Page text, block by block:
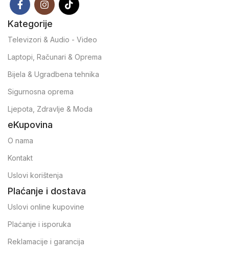
Kategorije
Televizori & Audio - Video
Laptopi, Računari & Oprema
Bijela & Ugradbena tehnika
Sigurnosna oprema
Ljepota, Zdravlje & Moda
eKupovina
O nama
Kontakt
Uslovi korištenja
Plaćanje i dostava
Uslovi online kupovine
Plaćanje i isporuka
Reklamacije i garancija